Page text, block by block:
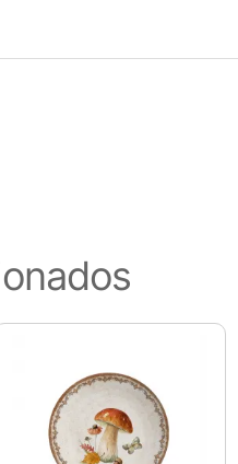
necessários são
do site. Também
serão armazenados